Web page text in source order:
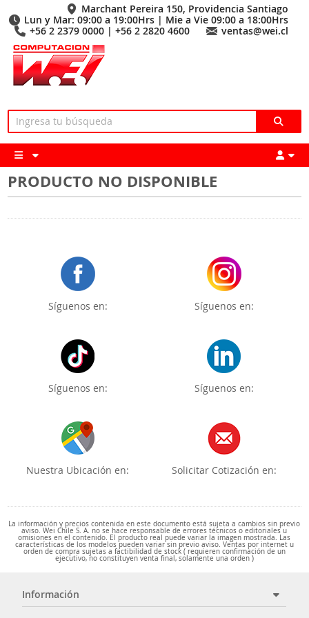
Marchant Pereira 150, Providencia Santiago
Lun y Mar: 09:00 a 19:00Hrs | Mie a Vie 09:00 a 18:00Hrs
+56 2 2379 0000 | +56 2 2820 4600
ventas@wei.cl
PRODUCTO NO DISPONIBLE
Síguenos en: Síguenos en:
Síguenos en: Síguenos en:
Nuestra Ubicación en: Solicitar Cotización en:
La información y precios contenida en este documento está sujeta a cambios sin previo
aviso. Wei Chile S. A. no se hace responsable de errores técnicos o editoriales u
omisiones en el contenido. El producto real puede variar la imagen mostrada. Las
características de los modelos pueden variar sin previo aviso. Ventas por internet u
orden de compra sujetas a factibilidad de stock ( requieren confirmación de un
ejecutivo, no constituyen venta final, solamente una orden )
Información